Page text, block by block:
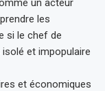
un acteur
les
si le chef de
et impopulaire
et économiques